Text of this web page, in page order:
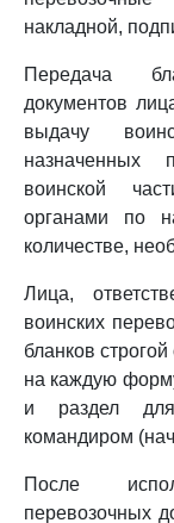
накладной,
Передача
документов
выдачу
назначенных
воинской
органами по
количестве,
Лица,
воинских
бланков
на каждую
и раздел для
командиром
После
перевозочных